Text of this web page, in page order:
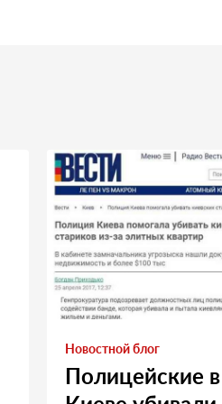
Новостной блог
Полицейские в